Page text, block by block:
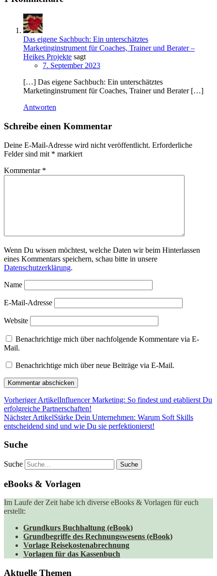
Das eigene Sachbuch: Ein unterschätztes
Marketinginstrument für Coaches, Trainer und Berater –
Heikes Projekte sagt
7. September 2023
[…] Das eigene Sachbuch: Ein unterschätztes
Marketinginstrument für Coaches, Trainer und Berater […]
Antworten
Schreibe einen Kommentar
Deine E-Mail-Adresse wird nicht veröffentlicht. Erforderliche
Felder sind mit * markiert
Kommentar *
Wenn Du wissen möchtest, welche Daten wir beim Hinterlassen
eines Kommentars speichern, schau bitte in unsere
Datenschutzerklärung.
Name
E-Mail-Adresse
Website
Benachrichtige mich über nachfolgende Kommentare via E-
Mail.
Benachrichtige mich über neue Beiträge via E-Mail.
Vorheriger ArtikelInfluencer Marketing: So findest und etablierst Du
erfolgreiche Partnerschaften!
Nächster ArtikelStärke Dein Unternehmen: Warum Soft Skills
entscheidend sind und wie Du sie perfektionierst!
Suche
Suche
eBooks & Vorlagen
Im Laufe der Zeit habe ich diverse eBooks & Vorlagen für euch
erstellt:
Grundkurs Buchhaltung (eBook)
Grundbegriffe des Rechnungswesens (eBook)
Vorlage Reisekostenabrechnung
Vorlagen für das Kassenbuch
Aktuelle Themen